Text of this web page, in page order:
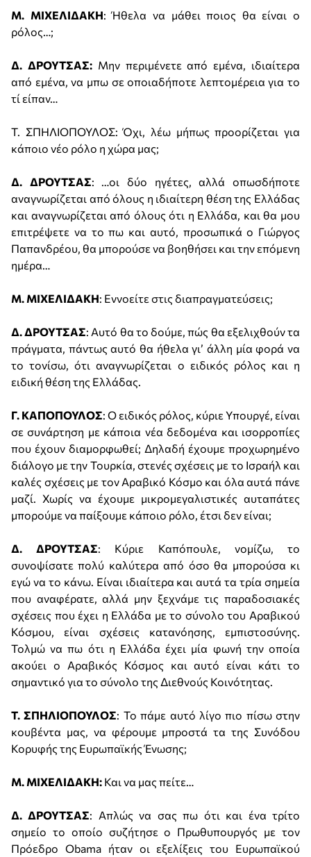
Μ. ΜΙΧΕΛΙΔΑΚΗ: Ήθελα να μάθει ποιος θα είναι ο
ρόλος…;
Δ. ΔΡΟΥΤΣΑΣ:Μην περιμένετε από εμένα, ιδιαίτερα
από εμένα, να μπω σε οποιαδήποτε λεπτομέρεια για το
τί είπαν…
Τ. ΣΠΗΛΙΟΠΟΥΛΟΣ: Όχι, λέω μήπως προορίζεται για
κάποιο νέο ρόλο η χώρα μας;
Δ. ΔΡΟΥΤΣΑΣ: …οι δύο ηγέτες, αλλά οπωσδήποτε
αναγνωρίζεται από όλους η ιδιαίτερη θέση της Ελλάδας
και αναγνωρίζεται από όλους ότι η Ελλάδα, και θα μου
επιτρέψετε να το πω και αυτό, προσωπικά ο Γιώργος
Παπανδρέου, θα μπορούσε να βοηθήσει και την επόμενη
ημέρα…
Μ. ΜΙΧΕΛΙΔΑΚΗ: Εννοείτε στις διαπραγματεύσεις;
Δ. ΔΡΟΥΤΣΑΣ: Αυτό θα το δούμε, πώς θα εξελιχθούν τα
πράγματα, πάντως αυτό θα ήθελα γι’ άλλη μία φορά να
το τονίσω, ότι αναγνωρίζεται ο ειδικός ρόλος και η
ειδική θέση της Ελλάδας.
Γ. ΚΑΠΟΠΟΥΛΟΣ: Ο ειδικός ρόλος, κύριε Υπουργέ, είναι
σε συνάρτηση με κάποια νέα δεδομένα και ισορροπίες
που έχουν διαμορφωθεί; Δηλαδή έχουμε προχωρημένο
διάλογο με την Τουρκία, στενές σχέσεις με το Ισραήλ και
καλές σχέσεις με τον Αραβικό Κόσμο και όλα αυτά πάνε
μαζί. Χωρίς να έχουμε μικρομεγαλιστικές αυταπάτες
μπορούμε να παίξουμε κάποιο ρόλο, έτσι δεν είναι;
Δ. ΔΡΟΥΤΣΑΣ: Κύριε Καπόπουλε, νομίζω, το
συνοψίσατε πολύ καλύτερα από όσο θα μπορούσα κι
εγώ να το κάνω. Είναι ιδιαίτερα και αυτά τα τρία σημεία
που αναφέρατε, αλλά μην ξεχνάμε τις παραδοσιακές
σχέσεις που έχει η Ελλάδα με το σύνολο του Αραβικού
Κόσμου, είναι σχέσεις κατανόησης, εμπιστοσύνης.
Τολμώ να πω ότι η Ελλάδα έχει μία φωνή την οποία
ακούει ο Αραβικός Κόσμος και αυτό είναι κάτι το
σημαντικό για το σύνολο της Διεθνούς Κοινότητας.
Τ. ΣΠΗΛΙΟΠΟΥΛΟΣ: Το πάμε αυτό λίγο πιο πίσω στην
κουβέντα μας, να φέρουμε μπροστά τα της Συνόδου
Κορυφής της Ευρωπαϊκής Ένωσης;
Μ. ΜΙΧΕΛΙΔΑΚΗ: Και να μας πείτε…
Δ. ΔΡΟΥΤΣΑΣ: Απλώς να σας πω ότι και ένα τρίτο
σημείο το οποίο συζήτησε ο Πρωθυπουργός με τον
Πρόεδρο Obama ήταν οι εξελίξεις του Ευρωπαϊκού